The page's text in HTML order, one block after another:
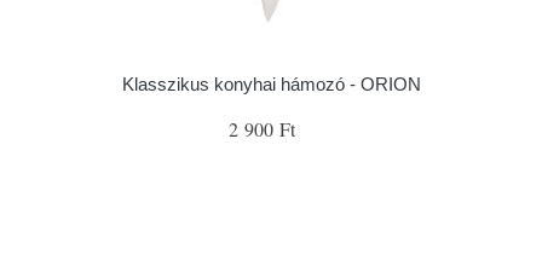
Klasszikus konyhai hámozó - ORION
2 900 Ft